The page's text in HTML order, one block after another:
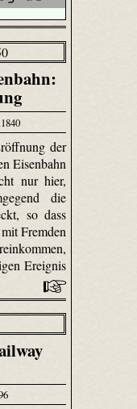
der
Eisenbahn
nur hier,
die
so dass
Fremden
Ereignis